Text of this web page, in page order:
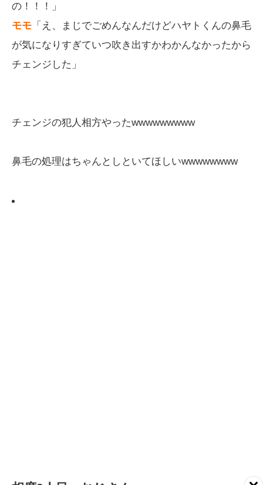
の！！！」
モモ 「え、まじでごめんなんだけどハヤトくんの鼻毛
が気になりすぎていつ吹き出すかわかんなかったから
チェンジした」
チェンジの犯人相方やったwwwwwwwww
鼻毛の処理はちゃんとしといてほしいwwwwwwww